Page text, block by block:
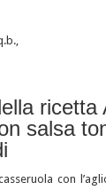
ricetta
salsa
con